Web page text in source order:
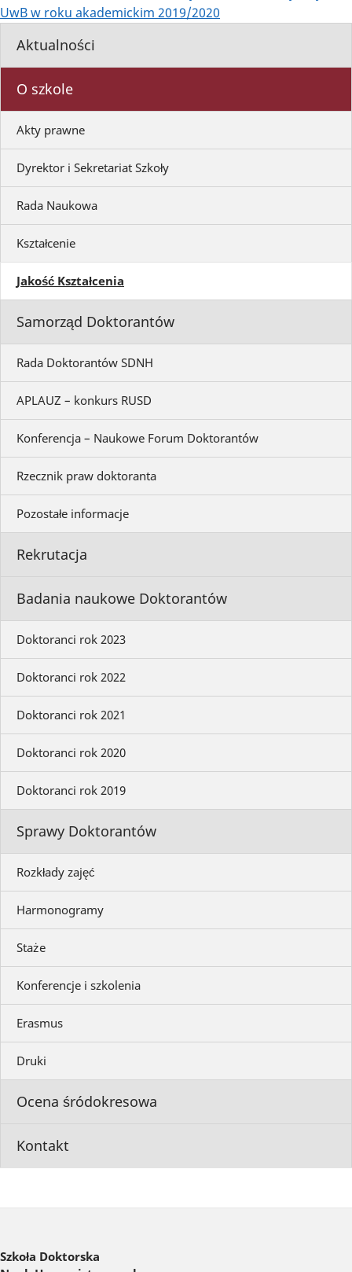
Aktualności
O szkole
Akty prawne
Dyrektor i Sekretariat Szkoły
Rada Naukowa
Kształcenie
Jakość Kształcenia
Samorząd Doktorantów
Rada Doktorantów SDNH
APLAUZ – konkurs RUSD
Konferencja – Naukowe Forum Doktorantów
Rzecznik praw doktoranta
Pozostałe informacje
Rekrutacja
Badania naukowe Doktorantów
Doktoranci rok 2023
Doktoranci rok 2022
Doktoranci rok 2021
Doktoranci rok 2020
Doktoranci rok 2019
Sprawy Doktorantów
Rozkłady zajęć
Harmonogramy
Staże
Konferencje i szkolenia
Erasmus
Druki
Ocena śródokresowa
Kontakt
UwB w roku akademickim 2019/2020
Szkoła Doktorska